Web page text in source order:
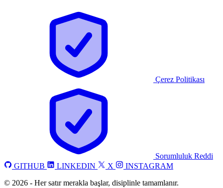
Çerez Politikası
Sorumluluk Reddi
GITHUB
LINKEDIN X
INSTAGRAM
© 2026 - Her satır merakla başlar, disiplinle tamamlanır.